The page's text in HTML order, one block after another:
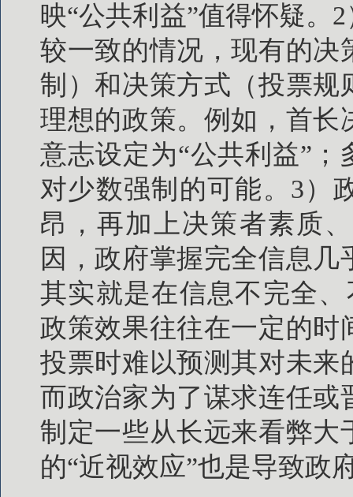
映“公共利益”值得怀疑。
较一致的情况，现有的决
制）和决策方式（投票规
理想的政策。例如，首长
意志设定为“公共利益”
对少数强制的可能。3）
昂，再加上决策者素质
因，政府掌握完全信息
其实就是在信息不完全
政策效果往往在一定的
投票时难以预测其对未来
而政治家为了谋求连任或
制定一些从长远来看弊大
的“近视效应”也是导致政